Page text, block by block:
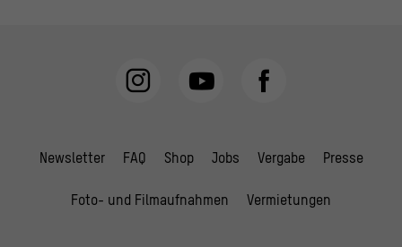
Newsletter FAQ Shop Jobs Vergabe Presse
Foto- und Filmaufnahmen Vermietungen